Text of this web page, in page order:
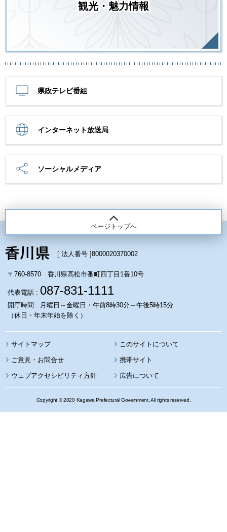
観光・魅力情報
県政テレビ番組
インターネット放送局
ソーシャルメディア
ページトップへ
[ 法人番号 ]8000020370002
〒760-8570 香川県高松市番町四丁目1番10号
代表電話 : 087-831-1111
開庁時間 : 月曜日～金曜日・午前8時30分～午後5時15分
（休日・年末年始を除く）
サイトマップ このサイトについて
携帯サイト
ウェブアクセシビリティ方針 広告について
Copyright © 2020 Kagawa Prefectural Government. All rights reserved.